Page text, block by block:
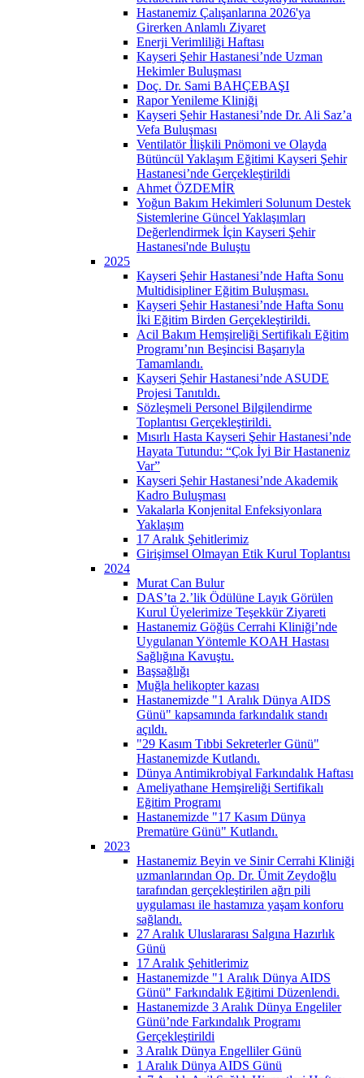
Hastanemiz Çalışanlarına 2026'ya
Girerken Anlamlı Ziyaret
Enerji Verimliliği Haftası
Kayseri Şehir Hastanesi’nde Uzman
Hekimler Buluşması
Doç. Dr. Sami BAHÇEBAŞI
Rapor Yenileme Kliniği
Kayseri Şehir Hastanesi’nde Dr. Ali Saz’a
Vefa Buluşması
Ventilatör İlişkili Pnömoni ve Olayda
Bütüncül Yaklaşım Eğitimi Kayseri Şehir
Hastanesi’nde Gerçekleştirildi
Ahmet ÖZDEMİR
Yoğun Bakım Hekimleri Solunum Destek
Sistemlerine Güncel Yaklaşımları
Değerlendirmek İçin Kayseri Şehir
Hastanesi'nde Buluştu
2025
Kayseri Şehir Hastanesi’nde Hafta Sonu
Multidisipliner Eğitim Buluşması.
Kayseri Şehir Hastanesi’nde Hafta Sonu
İki Eğitim Birden Gerçekleştirildi.
Acil Bakım Hemşireliği Sertifikalı Eğitim
Programı’nın Beşincisi Başarıyla
Tamamlandı.
Kayseri Şehir Hastanesi’nde ASUDE
Projesi Tanıtıldı.
Sözleşmeli Personel Bilgilendirme
Toplantısı Gerçekleştirildi.
Mısırlı Hasta Kayseri Şehir Hastanesi’nde
Hayata Tutundu: “Çok İyi Bir Hastaneniz
Var”
Kayseri Şehir Hastanesi’nde Akademik
Kadro Buluşması
Vakalarla Konjenital Enfeksiyonlara
Yaklaşım
17 Aralık Şehitlerimiz
Girişimsel Olmayan Etik Kurul Toplantısı
2024
Murat Can Bulur
DAS’ta 2.’lik Ödülüne Layık Görülen
Kurul Üyelerimize Teşekkür Ziyareti
Hastanemiz Göğüs Cerrahi Kliniği’nde
Uygulanan Yöntemle KOAH Hastası
Sağlığına Kavuştu.
Başsağlığı
Muğla helikopter kazası
Hastanemizde "1 Aralık Dünya AIDS
Günü" kapsamında farkındalık standı
açıldı.
"29 Kasım Tıbbi Sekreterler Günü"
Hastanemizde Kutlandı.
Dünya Antimikrobiyal Farkındalık Haftası
Ameliyathane Hemşireliği Sertifikalı
Eğitim Programı
Hastanemizde "17 Kasım Dünya
Prematüre Günü" Kutlandı.
2023
Hastanemiz Beyin ve Sinir Cerrahi Kliniği
uzmanlarından Op. Dr. Ümit Zeydoğlu
tarafından gerçekleştirilen ağrı pili
uygulaması ile hastamıza yaşam konforu
sağlandı.
27 Aralık Uluslararası Salgına Hazırlık
Günü
17 Aralık Şehitlerimiz
Hastanemizde "1 Aralık Dünya AIDS
Günü" Farkındalık Eğitimi Düzenlendi.
Hastanemizde 3 Aralık Dünya Engeliler
Günü’nde Farkındalık Programı
Gerçekleştirildi
3 Aralık Dünya Engelliler Günü
1 Aralık Dünya AIDS Günü